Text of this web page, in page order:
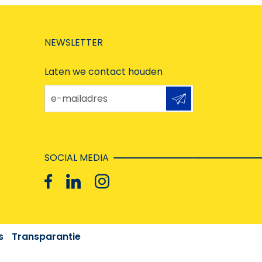
NEWSLETTER
Laten we contact houden
e-mailadres
SOCIAL MEDIA
Transparantie